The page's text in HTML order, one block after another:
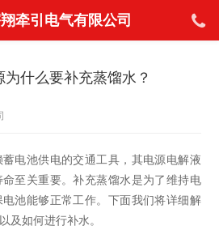
牵引电气有限公司
什么要补充蒸馏水？
蓄电池供电的交通工具，其电源电解液
至关重要。补充蒸馏水是为了维持电
池能够正常工作。下面我们将详细解
及如何进行补水。